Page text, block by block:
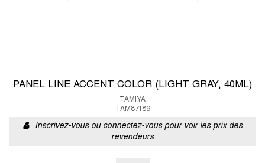
PANEL LINE ACCENT COLOR (LIGHT GRAY, 40ML)
TAMIYA
TAM87189
Inscrivez-vous ou connectez-vous pour voir les prix des
revendeurs